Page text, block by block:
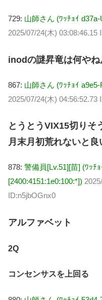
729: 山師さん (ﾜｯﾁｮｲ
2025/07/24(木) 03:08:46.15
inodの謎昇竜は何やね
867: 山師さん (ﾜｯﾁｮｲ
2025/07/24(木) 04:56:52.73
とうとうVIX15切りそ
月末月初荒れないと良
878: 警備員[Lv.51][苗] (ﾜｯﾁ
[2400:4151:1e0:100:*])
ID:n5jbOGnx0
アルファベット
2Q
コンセンサスを上回る